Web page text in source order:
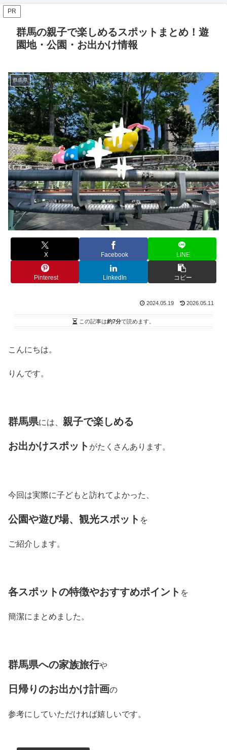
PR
群馬の親子で楽しめるスポットまとめ！遊
園地・公園・お出かけ情報
群馬県
X Facebook LINE
Pinterest LinkedIn コピー
2024.05.19 2026.05.11
この記事は約7分で読めます。
こんにちは。
りんです。
群馬県には、 親子で楽しめる
お出かけスポット がたくさんあります。
今回は実際に子どもと訪れてよかった、
公園や遊び場、観光スポット を
ご紹介します。
各スポットの特徴やおすすめポイント を
簡潔にまとめました。
群馬県への家族旅行や
日帰りのお出かけ計画の
参考にしていただければ嬉しいです。